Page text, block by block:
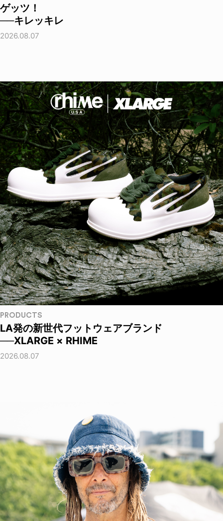
ゲッツ！
──キレッキレ
2026.08.07
PRODUCTS
LA発の新世代フットウェアブランド
──XLARGE × RHIME
2026.08.07